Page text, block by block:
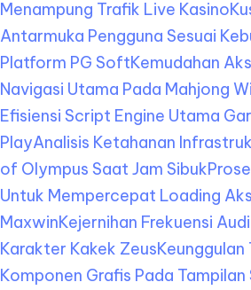
Menampung Trafik Live Kasino
Antarmuka Pengguna Sesuai
Platform PG SoftKemudahan
Navigasi Utama Pada Mahjong
Efisiensi Script Engine Utama
PlayAnalisis Ketahanan
of Olympus Saat Jam Sibuk
Untuk Mempercepat Loading
MaxwinKejernihan Frekuensi
Karakter Kakek Zeus
Komponen Grafis Pada